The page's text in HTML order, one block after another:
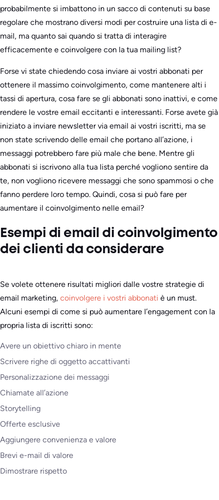
probabilmente si imbattono in un sacco di contenuti su base
regolare che mostrano diversi modi per costruire una lista di e-
mail, ma quanto sai quando si tratta di interagire
efficacemente e coinvolgere con la tua mailing list?
Forse vi state chiedendo cosa inviare ai vostri abbonati per
ottenere il massimo coinvolgimento, come mantenere alti i
tassi di apertura, cosa fare se gli abbonati sono inattivi, e come
rendere le vostre email eccitanti e interessanti. Forse avete già
iniziato a inviare newsletter via email ai vostri iscritti, ma se
non state scrivendo delle email che portano all’azione, i
messaggi potrebbero fare più male che bene. Mentre gli
abbonati si iscrivono alla tua lista perché vogliono sentire da
te, non vogliono ricevere messaggi che sono spammosi o che
fanno perdere loro tempo. Quindi, cosa si può fare per
aumentare il coinvolgimento nelle email?
Esempi di email di coinvolgimento
dei clienti da considerare
Se volete ottenere risultati migliori dalle vostre strategie di
email marketing, coinvolgere i vostri abbonati è un must.
Alcuni esempi di come si può aumentare l’engagement con la
propria lista di iscritti sono:
Avere un obiettivo chiaro in mente
Scrivere righe di oggetto accattivanti
Personalizzazione dei messaggi
Chiamate all’azione
Storytelling
Offerte esclusive
Aggiungere convenienza e valore
Brevi e-mail di valore
Dimostrare rispetto